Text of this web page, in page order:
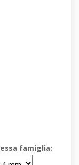
famiglia: